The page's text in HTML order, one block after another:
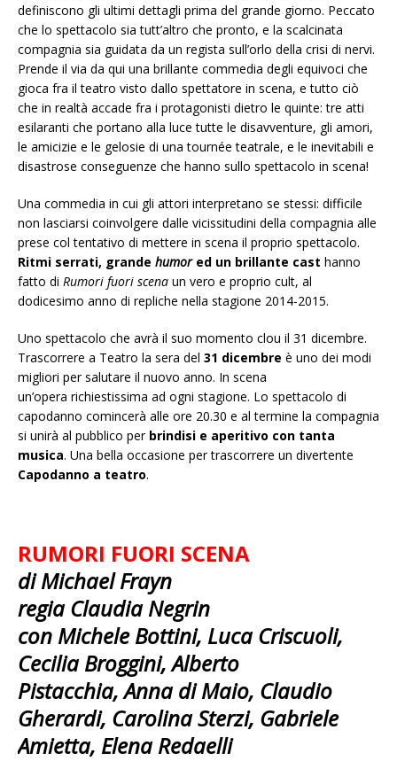
definiscono gli ultimi dettagli prima del grande giorno. Peccato
che lo spettacolo sia tutt’altro che pronto, e la scalcinata
compagnia sia guidata da un regista sull’orlo della crisi di nervi.
Prende il via da qui una brillante commedia degli equivoci che
gioca fra il teatro visto dallo spettatore in scena, e tutto ciò
che in realtà accade fra i protagonisti dietro le quinte: tre atti
esilaranti che portano alla luce tutte le disavventure, gli amori,
le amicizie e le gelosie di una tournée teatrale, e le inevitabili e
disastrose conseguenze che hanno sullo spettacolo in scena!
Una commedia in cui gli attori interpretano se stessi: difficile
non lasciarsi coinvolgere dalle vicissitudini della compagnia alle
prese col tentativo di mettere in scena il proprio spettacolo.
Ritmi serrati, grande humored un brillante cast hanno
fatto di Rumori fuori scena un vero e proprio cult, al
dodicesimo anno di repliche nella stagione 2014-2015.
Uno spettacolo che avrà il suo momento clou il 31 dicembre.
Trascorrere a Teatro la sera del 31 dicembre è uno dei modi
migliori per salutare il nuovo anno. In scena
un’opera richiestissima ad ogni stagione. Lo spettacolo di
capodanno comincerà alle ore 20.30 e al termine la compagnia
si unirà al pubblico per brindisi e aperitivo con tanta
musica. Una bella occasione per trascorrere un divertente
Capodanno a teatro.
RUMORI FUORI SCENA
di Michael Frayn
regia Claudia Negrin
con Michele Bottini, Luca Criscuoli,
Cecilia Broggini, Alberto
Pistacchia,Anna di Maio, Claudio
Gherardi, Carolina Sterzi, Gabriele
Amietta, Elena Redaelli